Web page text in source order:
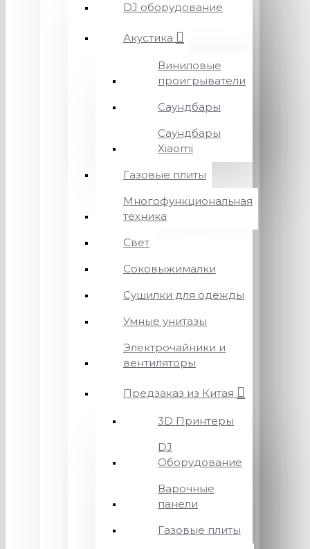
DJ оборудование
Акустика
Виниловые
проигрыватели
Саундбары
Саундбары
Xiaomi
Газовые плиты
Многофункциональная
техника
Свет
Соковыжималки
Сушилки для одежды
Умные унитазы
Электрочайники и
вентиляторы
Предзаказ из Китая
3D Принтеры
DJ
Оборудование
Варочные
панели
Газовые плиты